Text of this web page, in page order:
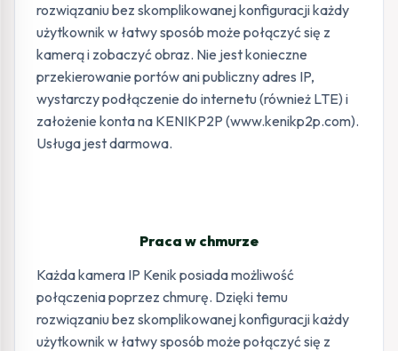
rozwiązaniu bez skomplikowanej konfiguracji każdy
użytkownik w łatwy sposób może połączyć się z
kamerą i zobaczyć obraz. Nie jest konieczne
przekierowanie portów ani publiczny adres IP,
wystarczy podłączenie do internetu (również LTE) i
założenie konta na KENIKP2P (www.kenikp2p.com).
Usługa jest darmowa.
Praca w chmurze
Każda kamera IP Kenik posiada możliwość
połączenia poprzez chmurę. Dzięki temu
rozwiązaniu bez skomplikowanej konfiguracji każdy
użytkownik w łatwy sposób może połączyć się z